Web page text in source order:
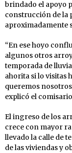
brindado el apoyo
construcción de la
aproximadamente
“En ese hoyo
algunos otros
temporada de
ahorita si lo visitas
queremos
explicó el
El ingreso de los
crece con mayor
llevado la calle de
de las viviendas y